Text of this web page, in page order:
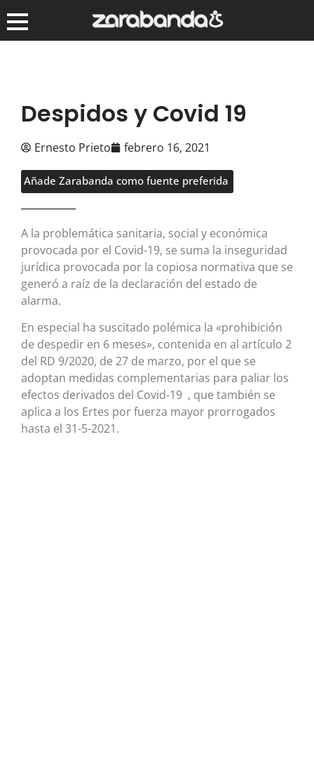
Despidos y Covid 19
Ernesto Prieto febrero 16, 2021
Añade Zarabanda como fuente preferida
A la problemática sanitaria, social y económica
provocada por el Covid-19, se suma la inseguridad
jurídica provocada por la copiosa normativa que se
generó a raíz de la declaración del estado de
alarma.
En especial ha suscitado polémica la «prohibición
de despedir en 6 meses», contenida en al artículo 2
del RD 9/2020, de 27 de marzo, por el que se
adoptan medidas complementarias para paliar los
efectos derivados del Covid-19 , que también se
aplica a los Ertes por fuerza mayor prorrogados
hasta el 31-5-2021.